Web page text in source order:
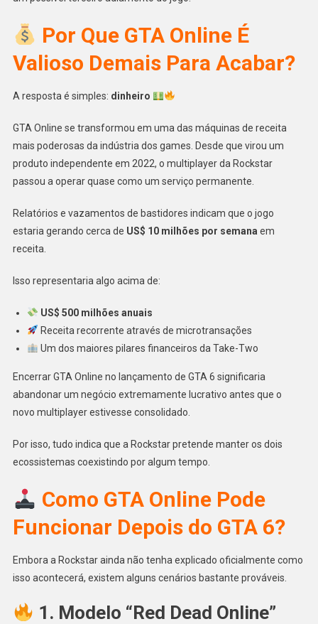
Por Que GTA Online É
Valioso Demais Para Acabar?
A resposta é simples: dinheiro
GTA Online se transformou em uma das máquinas de receita
mais poderosas da indústria dos games. Desde que virou um
produto independente em 2022, o multiplayer da Rockstar
passou a operar quase como um serviço permanente.
Relatórios e vazamentos de bastidores indicam que o jogo
estaria gerando cerca de US$ 10 milhões por semana em
receita.
Isso representaria algo acima de:
US$ 500 milhões anuais
Receita recorrente através de microtransações
Um dos maiores pilares financeiros da Take-Two
Encerrar GTA Online no lançamento de GTA 6 significaria
abandonar um negócio extremamente lucrativo antes que o
novo multiplayer estivesse consolidado.
Por isso, tudo indica que a Rockstar pretende manter os dois
ecossistemas coexistindo por algum tempo.
Como GTA Online Pode
Funcionar Depois do GTA 6?
Embora a Rockstar ainda não tenha explicado oficialmente como
isso acontecerá, existem alguns cenários bastante prováveis.
1. Modelo “Red Dead Online”